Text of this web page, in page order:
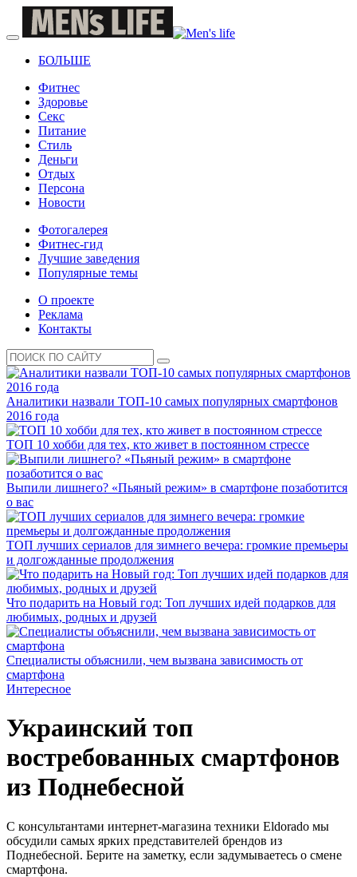
БОЛЬШЕ
Фитнес
Здоровье
Секс
Питание
Стиль
Деньги
Отдых
Персона
Новости
Фотогалерея
Фитнес-гид
Лучшие заведения
Популярные темы
О проекте
Реклама
Контакты
Аналитики назвали ТОП-10 самых популярных смартфонов
2016 года
ТОП 10 хобби для тех, кто живет в постоянном стрессе
Выпили лишнего? «Пьяный режим» в смартфоне позаботится
о вас
ТОП лучших сериалов для зимнего вечера: громкие премьеры
и долгожданные продолжения
Что подарить на Новый год: Топ лучших идей подарков для
любимых, родных и друзей
Специалисты объяснили, чем вызвана зависимость от
смартфона
Интересное
Украинский топ
востребованных смартфонов
из Поднебесной
С консультантами интернет-магазина техники Eldorado мы
обсудили самых ярких представителей брендов из
Поднебесной. Берите на заметку, если задумываетесь о смене
смартфона.